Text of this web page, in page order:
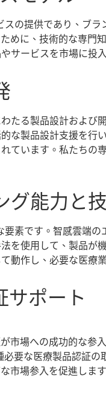
の提供であり、ブ
めに、技術的な専
サービスを市場に投
たる製品設計およ
な製品設計支援を
ています。私たち
グ能力と
素です。智感雲端
を使用して、製品
動作し、必要な医療
サポート
市場への成功的な
要な医療製品認証
市場参入を促進します